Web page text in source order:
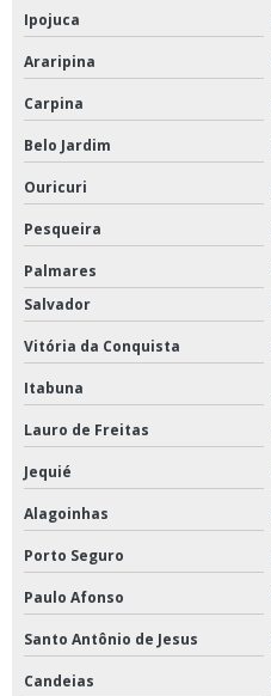
Ipojuca
Araripina
Carpina
Belo Jardim
Ouricuri
Pesqueira
Palmares
Salvador
Vitória da Conquista
Itabuna
Lauro de Freitas
Jequié
Alagoinhas
Porto Seguro
Paulo Afonso
Santo Antônio de Jesus
Candeias